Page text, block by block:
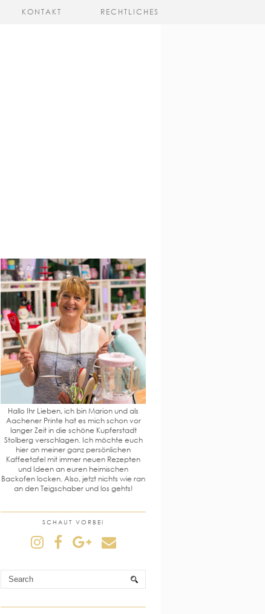
KONTAKT RECHTLICHES
Hallo Ihr Lieben, ich bin Marion und als
Aachener Printe hat es mich schon vor
langer Zeit in die schöne Kupferstadt
Stolberg verschlagen. Ich möchte euch
hier an meiner ganz persönlichen
Kaffeetafel mit immer neuen Rezepten
und Ideen an euren heimischen
Backofen locken. Also, jetzt nichts wie ran
an den Teigschaber und los gehts!
SCHAUT VORBEI